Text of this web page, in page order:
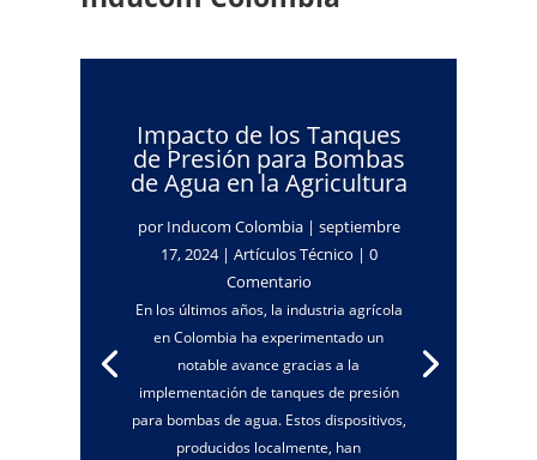
Impacto de los Tanques
de Presión para Bombas
de Agua en la Agricultura
por Inducom Colombia| septiembre
17, 2024| Artículos Técnico | 0
Comentario
En los últimos años, la industria agrícola
en Colombia ha experimentado un
notable avance gracias a la
implementación de tanques de presión
para bombas de agua. Estos dispositivos,
producidos localmente, han